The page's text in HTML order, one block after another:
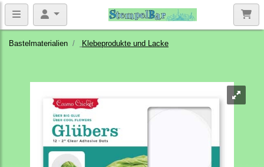
Bastelmaterialien Klebeprodukte und Lacke